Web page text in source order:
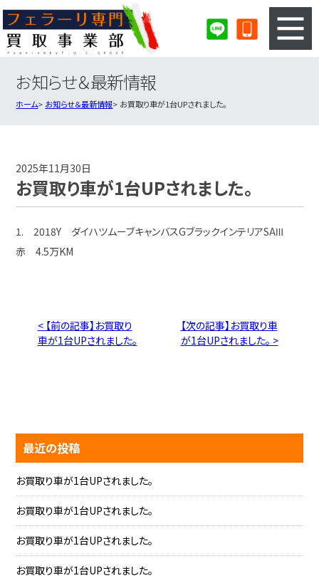
3ステップのカンタン査定
フェラーリ買取実績
お知らせ＆最新情報
ホーム お知らせ＆最新情報 お買取り車が1台UPされました。
2025年11月30日
お買取り車が1台UPされました。
1. 2018Y ダイハツムーブキャンバスGブラックインテリアSAⅢ
赤 4.5万KM
< 【前の記事】お買取り
車が1台UPされました。
【次の記事】お買取り車
が1台UPされました。 >
最近の投稿
お買取り車が1台UPされました。
お買取り車が1台UPされました。
お買取り車が1台UPされました。
お買取り車が1台UPされました。